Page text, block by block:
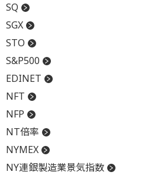
SQ
SGX
STO
S&P500
EDINET
NFT
NFP
NT倍率
NYMEX
NY連銀製造業景気指数